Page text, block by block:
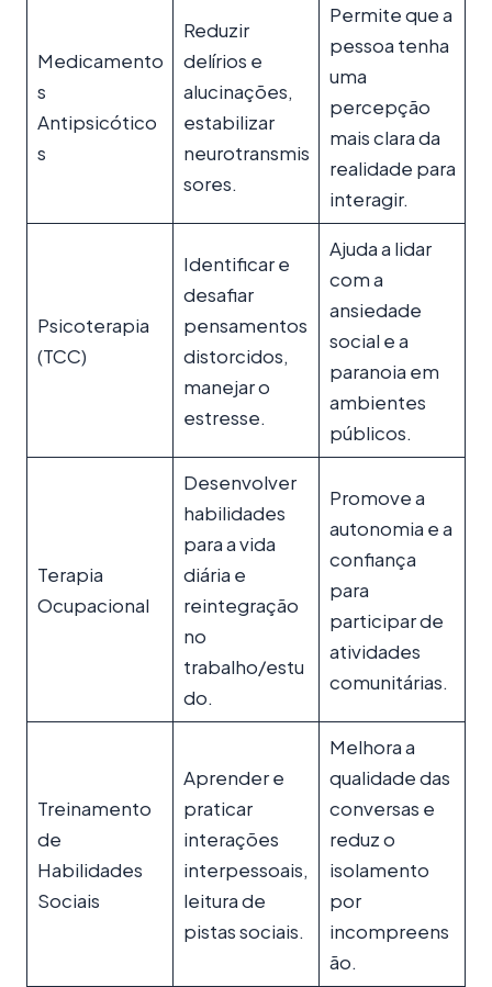
Medicamento
s
Antipsicótico
s
Reduzir
delírios e
alucinações,
estabilizar
neurotransmis
sores.
Permite que a
pessoa tenha
uma
percepção
mais clara da
realidade para
interagir.
Psicoterapia
(TCC)
Identificar e
desafiar
pensamentos
distorcidos,
manejar o
estresse.
Ajuda a lidar
com a
ansiedade
social e a
paranoia em
ambientes
públicos.
Terapia
Ocupacional
Desenvolver
habilidades
para a vida
diária e
reintegração
no
trabalho/estu
do.
Promove a
autonomia e a
confiança
para
participar de
atividades
comunitárias.
Treinamento
de
Habilidades
Sociais
Aprender e
praticar
interações
interpessoais,
leitura de
pistas sociais.
Melhora a
qualidade das
conversas e
reduz o
isolamento
por
incompreens
ão.